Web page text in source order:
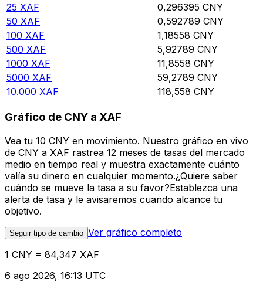
25 XAF 0,296395 CNY
50 XAF 0,592789 CNY
100 XAF 1,18558 CNY
500 XAF 5,92789 CNY
1000 XAF 11,8558 CNY
5000 XAF 59,2789 CNY
10.000 XAF 118,558 CNY
Gráfico de CNY a XAF
Vea tu 10 CNY en movimiento. Nuestro gráfico en vivo
de CNY a XAF rastrea 12 meses de tasas del mercado
medio en tiempo real y muestra exactamente cuánto
valía su dinero en cualquier momento.¿Quiere saber
cuándo se mueve la tasa a su favor?Establezca una
alerta de tasa y le avisaremos cuando alcance tu
objetivo.
Seguir tipo de cambio Ver gráfico completo
1 CNY = 84,347 XAF
6 ago 2026, 16:13 UTC